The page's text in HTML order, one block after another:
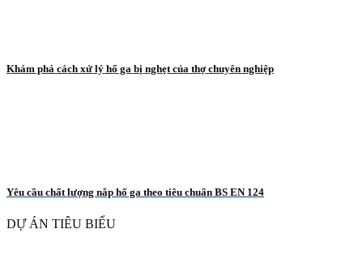
Khám phá cách xử lý hố ga bị nghẹt của thợ chuyên nghiệp
Yêu cầu chất lượng nắp hố ga theo tiêu chuẩn BS EN 124
DỰ ÁN TIÊU BIỂU